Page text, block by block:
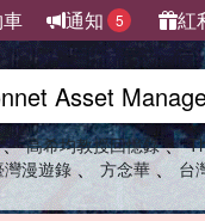
通知 5 紅
、 高希均教授回憶錄 、
漫遊錄 、 方念華 、 台